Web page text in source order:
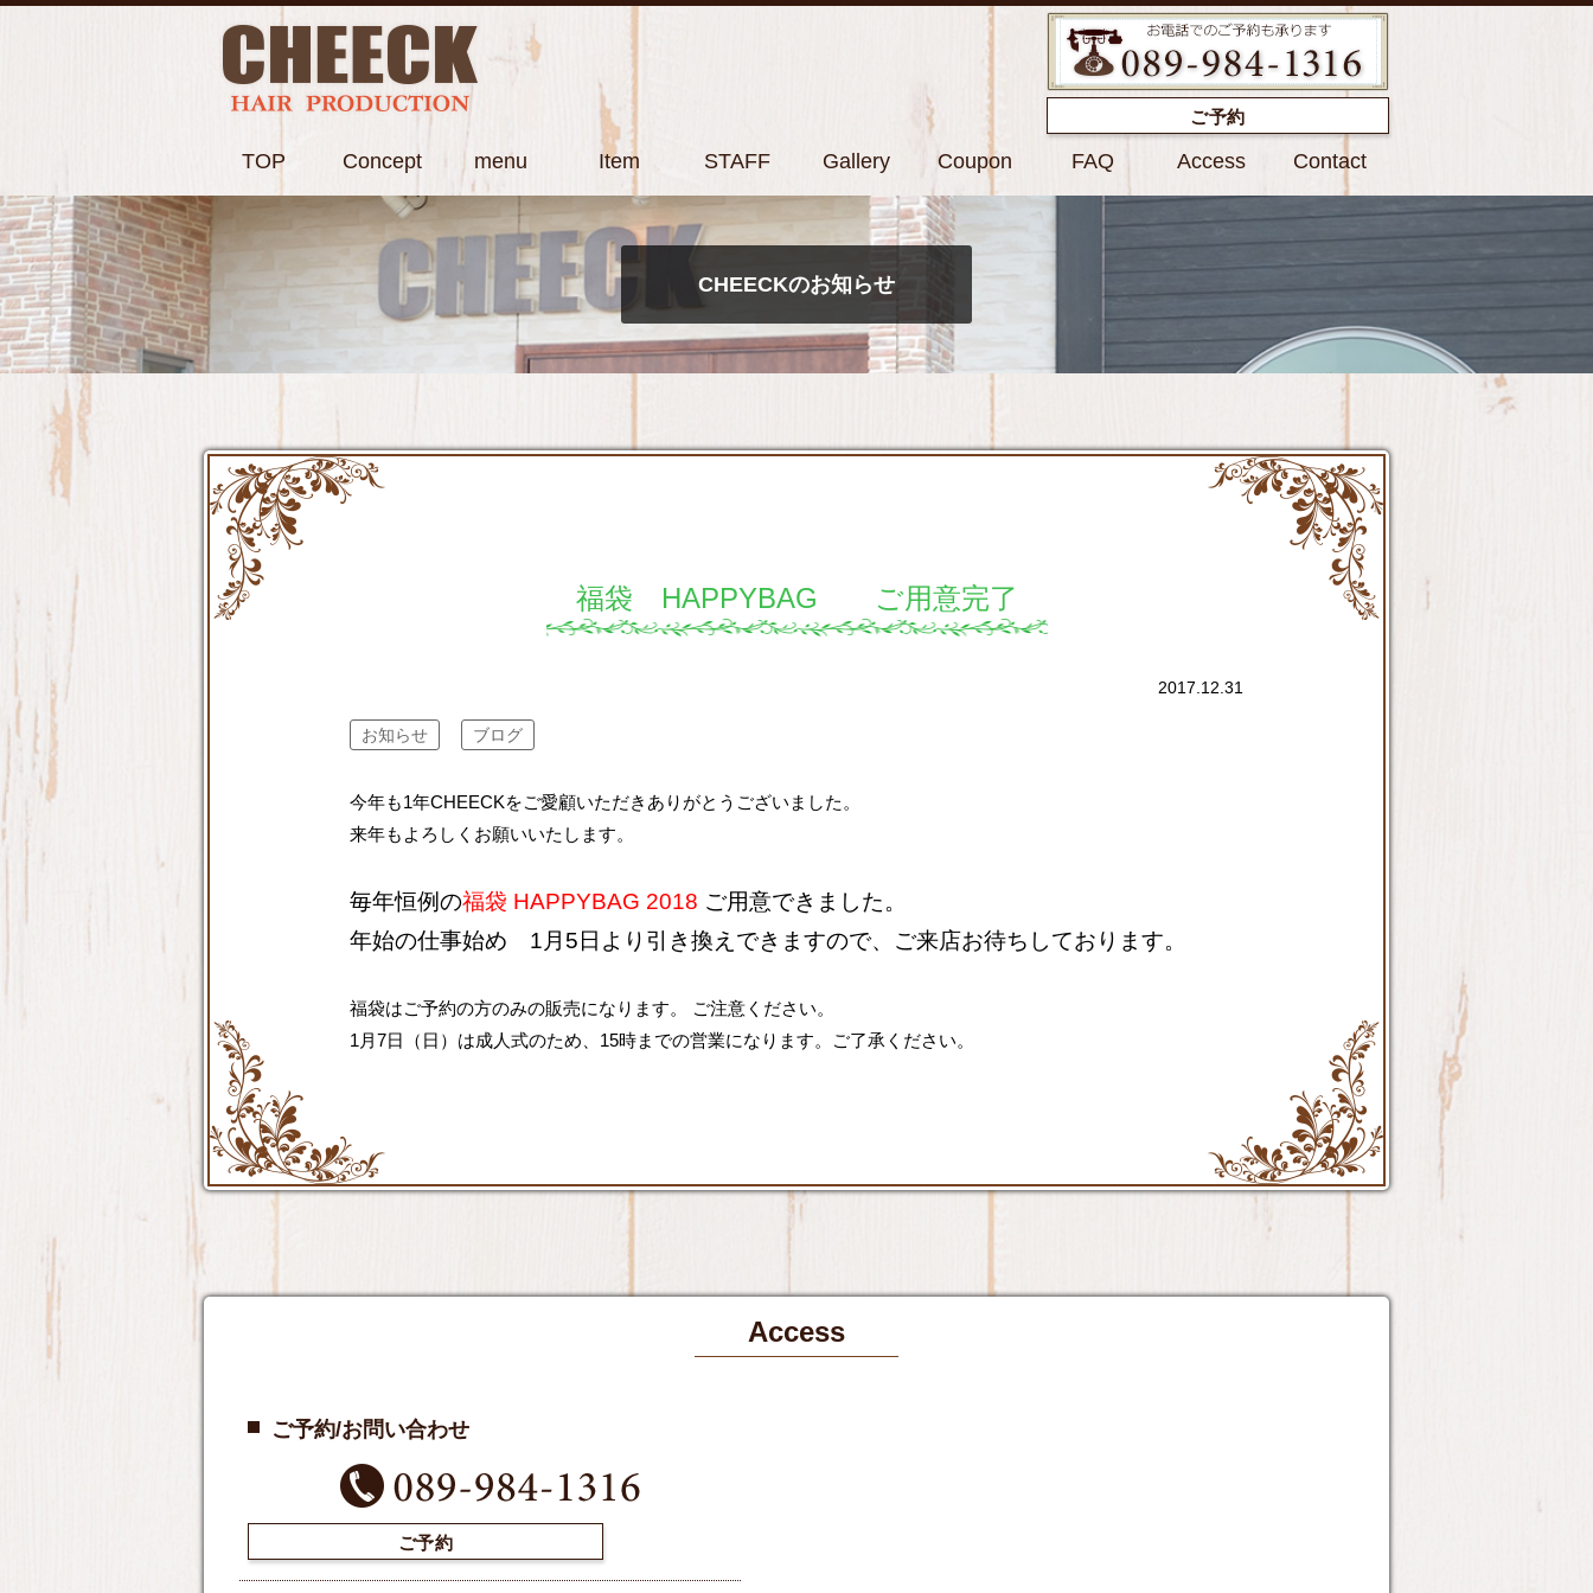
ご予約
TOP Concept menu Item STAFF Gallery Coupon FAQ Access Contact
CHEECKのお知らせ
福袋 HAPPYBAG ご用意完了
2017.12.31
お知らせ ブログ
今年も1年CHEECKをご愛顧いただきありがとうございました。
来年もよろしくお願いいたします。
毎年恒例の福袋 HAPPYBAG 2018 ご用意できました。
年始の仕事始め 1月5日より引き換えできますので、ご来店お待ちしております。
福袋はご予約の方のみの販売になります。 ご注意ください。
1月7日（日）は成人式のため、15時までの営業になります。ご了承ください。
Access
ご予約/お問い合わせ
ご予約